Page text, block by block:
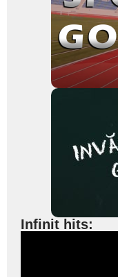
Infinit hits: